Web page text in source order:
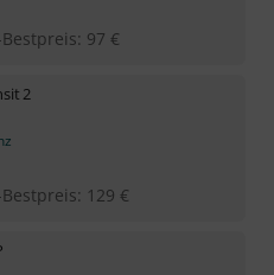
: 97 €
2
: 129 €